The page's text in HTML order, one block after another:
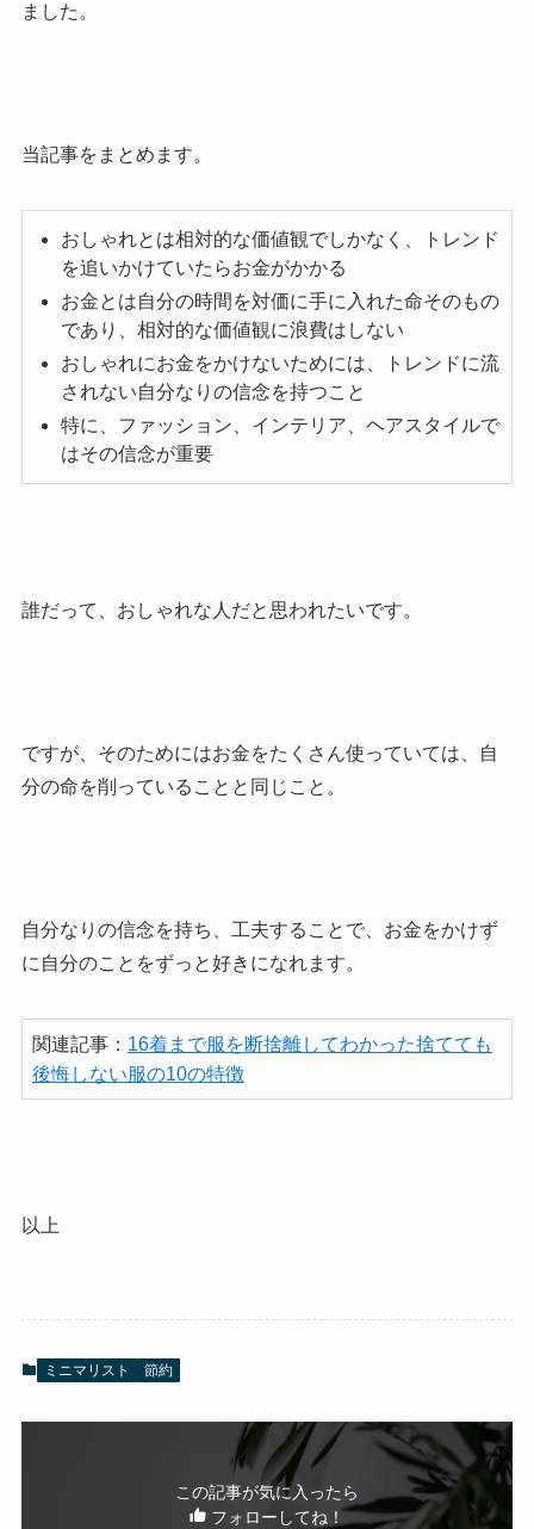
ました。
当記事をまとめます。
おしゃれとは相対的な価値観でしかなく、トレンド
を追いかけていたらお金がかかる
お金とは自分の時間を対価に手に入れた命そのもの
であり、相対的な価値観に浪費はしない
おしゃれにお金をかけないためには、トレンドに流
されない自分なりの信念を持つこと
特に、ファッション、インテリア、ヘアスタイルで
はその信念が重要
誰だって、おしゃれな人だと思われたいです。
ですが、そのためにはお金をたくさん使っていては、自
分の命を削っていることと同じこと。
自分なりの信念を持ち、工夫することで、お金をかけず
に自分のことをずっと好きになれます。
関連記事： 16着まで服を断捨離してわかった捨てても
後悔しない服の10の特徴
以上
ミニマリスト 節約
この記事が気に入ったら
フォローしてね！